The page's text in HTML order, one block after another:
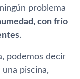
problema
con frío
.
podemos decir
piscina,